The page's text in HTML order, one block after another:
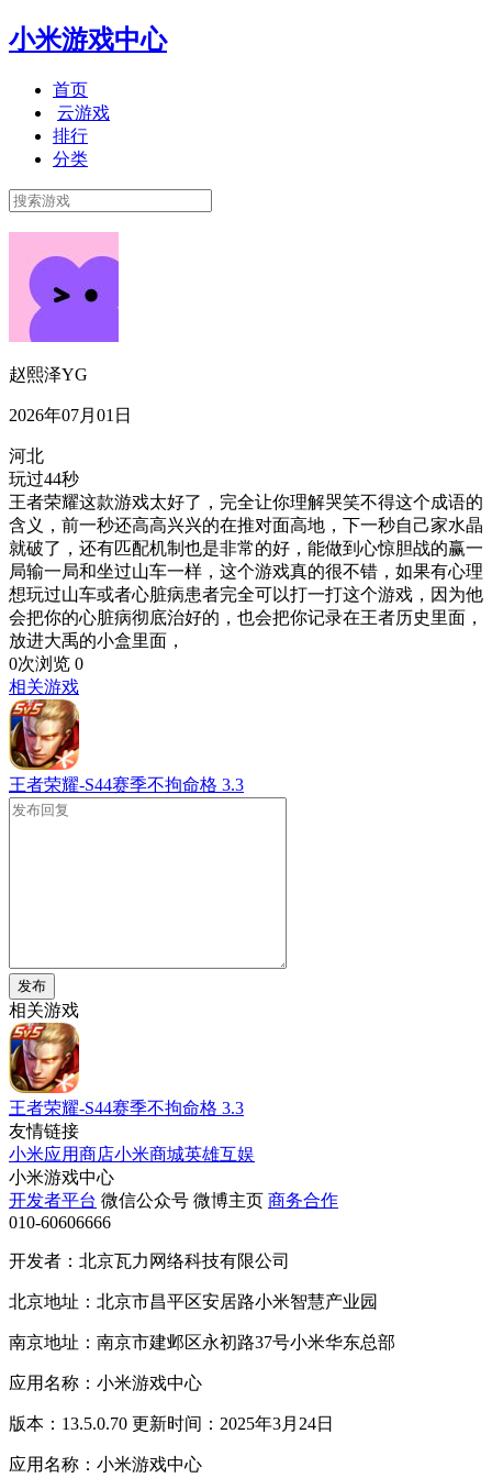
小米游戏中心
首页
云游戏
排行
分类
赵熙泽YG
2026年07月01日
河北
玩过44秒
王者荣耀这款游戏太好了，完全让你理解哭笑不得这个成语的
含义，前一秒还高高兴兴的在推对面高地，下一秒自己家水晶
就破了，还有匹配机制也是非常的好，能做到心惊胆战的赢一
局输一局和坐过山车一样，这个游戏真的很不错，如果有心理
想玩过山车或者心脏病患者完全可以打一打这个游戏，因为他
会把你的心脏病彻底治好的，也会把你记录在王者历史里面，
放进大禹的小盒里面，
0次浏览 0
相关游戏
王者荣耀-S44赛季不拘命格 3.3
发布
相关游戏
王者荣耀-S44赛季不拘命格 3.3
友情链接
小米应用商店小米商城英雄互娱
小米游戏中心
开发者平台 微信公众号 微博主页 商务合作
010-60606666
开发者：北京瓦力网络科技有限公司
北京地址：北京市昌平区安居路小米智慧产业园
南京地址：南京市建邺区永初路37号小米华东总部
应用名称：小米游戏中心
版本：13.5.0.70 更新时间：2025年3月24日
应用名称：小米游戏中心